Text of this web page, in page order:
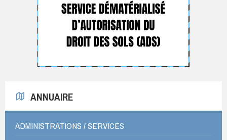
ANNUAIRE
ADMINISTRATIONS / SERVICES